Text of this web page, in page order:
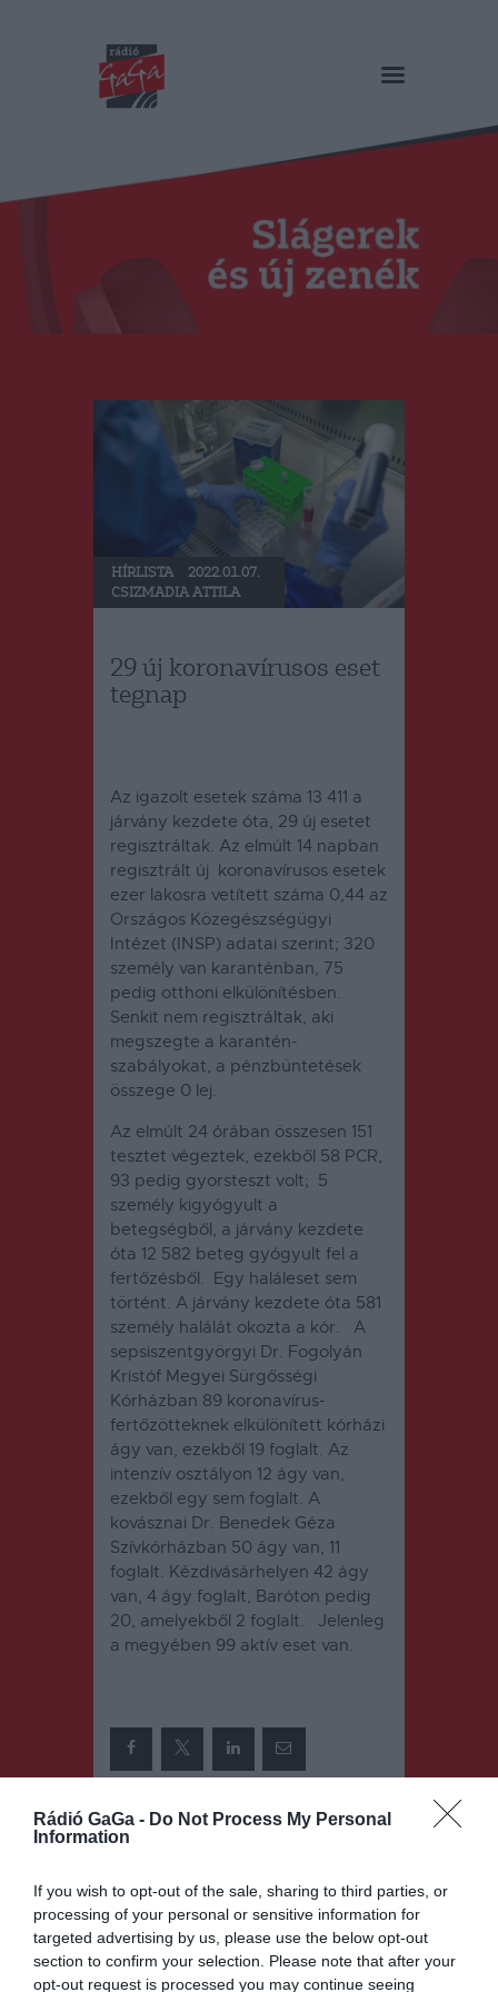
Rádió GaGa - Do Not Process My Personal
Information
If you wish to opt-out of the sale, sharing to third parties, or
processing of your personal or sensitive information for
targeted advertising by us, please use the below opt-out
section to confirm your selection. Please note that after your
opt-out request is processed you may continue seeing
RÁDIÓ GAGA
Műsorok
Duma Duba
Podcast és videók
Stáb
Kapcsolat
HÍRLISTA
2022.01.07.
CSIZMADIA ATTILA
29 új koronavírusos eset
tegnap
Az igazolt esetek száma 13 411 a
járvány kezdete óta, 29 új esetet
regisztráltak. Az elmúlt 14 napban
regisztrált új koronavírusos esetek
ezer lakosra vetített száma 0,44 az
Országos Közegészségügyi
Intézet (INSP) adatai szerint; 320
személy van karanténban, 75
pedig otthoni elkülönítésben.
Senkit nem regisztráltak, aki
megszegte a karantén-
szabályokat, a pénzbüntetések
összege 0 lej.
Az elmúlt 24 órában összesen 151
tesztet végeztek, ezekből 58 PCR,
93 pedig gyorsteszt volt; 5
személy kigyógyult a
betegségből, a járvány kezdete
óta 12 582 beteg gyógyult fel a
fertőzésből. Egy haláleset sem
történt. A járvány kezdete óta 581
személy halálát okozta a kór. A
sepsiszentgyörgyi Dr. Fogolyán
Kristóf Megyei Sürgősségi
Kórházban 89 koronavírus-
fertőzötteknek elkülönített kórházi
ágy van, ezekből 19 foglalt. Az
intenzív osztályon 12 ágy van,
ezekből egy sem foglalt. A
kovásznai Dr. Benedek Géza
Szívkórházban 50 ágy van, 11
foglalt. Kézdivásárhelyen 42 ágy
van, 4 ágy foglalt, Baróton pedig
20, amelyekből 2 foglalt. Jelenleg
a megyében 99 aktív eset van.
Bejegyzés
ELŐZŐ
Legolvasotta
bb könyvek
2021-ben
KÖVETKEZŐ
Lassan
halad az